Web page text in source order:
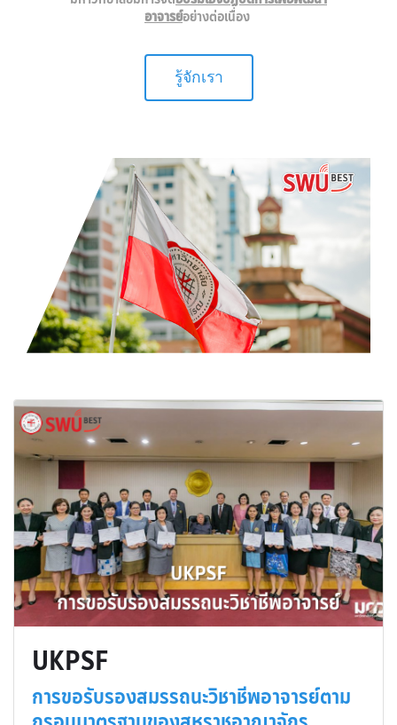
อาจารย์อย่างต่อเนื่อง
รู้จักเรา
UKPSF
การขอรับรองสมรรถนะวิชาชีพอาจารย์ตาม